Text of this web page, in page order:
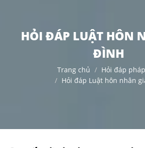
CHẤP
TỤC
HỎI ĐÁP LUẬT HÔN
ĐÌNH
Trang chủ
Hỏi đáp
Hỏi đáp Luật hôn nhân